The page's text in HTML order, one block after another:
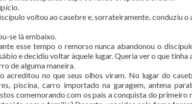
voltou ao casebre e, sorrateiramente, conduziu o
se lá embaixo.
esse tempo o remorso nunca abandonou o
e decidiu voltar àquele lugar. Queria ver o que
de alguma maneira.
acreditou no que seus olhos viram. No lugar do
piscina, carro importado na garagem, antena
comemorando com os pais a conquista do primeiro